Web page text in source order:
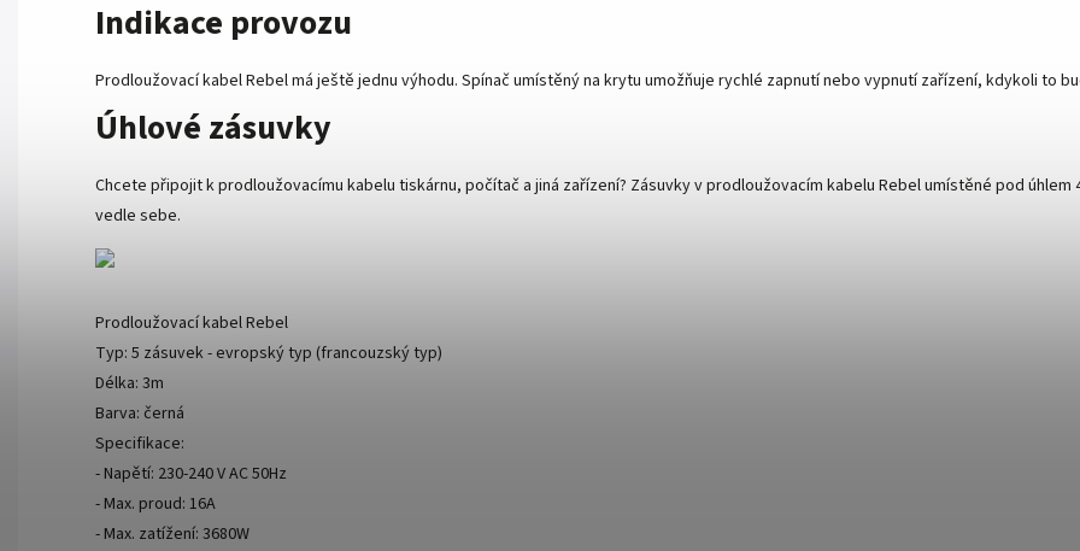
Indikace provozu
Prodloužovací kabel Rebel má ještě jednu výhodu. Spínač umístěný na krytu umožňuje rychlé zapnutí nebo vypnutí zařízení, kdykoli to
Úhlové zásuvky
Chcete připojit k prodloužovacímu kabelu tiskárnu, počítač a jiná zařízení? Zásuvky v prodloužovacím kabelu Rebel umístěné pod
vedle sebe.
Prodloužovací kabel Rebel
Typ: 5 zásuvek - evropský typ (francouzský typ)
Délka: 3m
Barva: černá
Specifikace:
- Napětí: 230-240 V AC 50Hz
- Max. proud: 16A
- Max. zatížení: 3680W